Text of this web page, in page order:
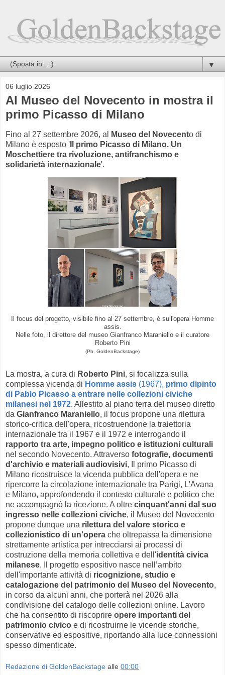
▼
06 luglio 2026
Al Museo del Novecento in mostra il
primo Picasso di Milano
Fino al 27 settembre 2026, al Museo del Novecento di
Milano è esposto ' Il primo Picasso di Milano. Un
Moschettiere tra rivoluzione, antifranchismo e
solidarietà internazionale'.
Il focus del progetto, visibile fino al 27 settembre, è sull'opera Homme
assis.
Nelle foto, il direttore del museo Gianfranco Maraniello e il curatore
Roberto Pini
(Ph. GoldenBackstage)
La mostra, a cura di Roberto Pini, si focalizza sulla
complessa vicenda di Homme assis (1967), primo dipinto
di Pablo Picasso a entrare nelle collezioni civiche
milanesi nel 1972. Allestito al piano terra del museo diretto
da Gianfranco Maraniello, il focus propone una rilettura
storico-critica dell'opera, ricostruendone la traiettoria
internazionale tra il 1967 e il 1972 e interrogando il
rapporto tra arte, impegno politico e istituzioni culturali
nel secondo Novecento. Attraverso fotografie, documenti
d'archivio e materiali audiovisivi, Il primo Picasso di
Milano ricostruisce la vicenda pubblica dell'opera e ne
ripercorre la circolazione internazionale tra Parigi, L'Avana
e Milano, approfondendo il contesto culturale e politico che
ne accompagnò la ricezione. A oltre cinquant'anni dal suo
ingresso nelle collezioni civiche, il Museo del Novecento
propone dunque una rilettura del valore storico e
collezionistico di un'opera che oltrepassa la dimensione
strettamente artistica per intrecciarsi ai processi di
costruzione della memoria collettiva e dell'identità civica
milanese. Il progetto espositivo nasce nell’ambito
dell'importante attività di ricognizione, studio e
catalogazione del patrimonio del Museo del Novecento,
in corso da alcuni anni, che porterà nel 2026 alla
condivisione del catalogo delle collezioni online. Lavoro
che ha consentito di riscoprire opere importanti del
patrimonio civico e di ricostruirne le vicende storiche,
conservative ed espositive, riportando alla luce connessioni
spesso dimenticate.
Redazione di GoldenBackstage alle 00:00